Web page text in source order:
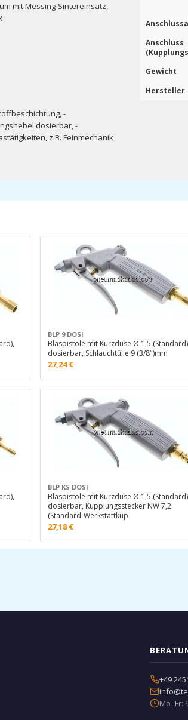
mit Messing-Sintereinsatz,
-
dosierbar, -
z.B. Feinmechanik
Anschluss
Gewicht
Hersteller
BLP 9 DOSI
Blaspistole mit Kurzdüse Ø 1,5
dosierbar, Schlauchtülle 9 (3/8")mm
27,24€
BLP KS DOSI
Blaspistole mit Kurzdüse Ø 1,5
dosierbar, Kupplungsstecker NW 7,2
(Standard-Werkstattkup
27,18€
+49
Mo–Fr: